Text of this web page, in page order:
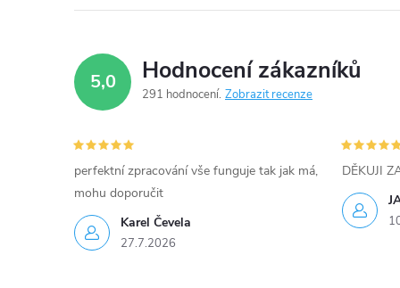
í
p
r
k
y
v
5,0 Hodnocení zákazníků
291 hodnocení Zobrazit recenze
Karel Čevela
27.7.2026
perfektní zpracování vše funguje tak jak má,
mohu doporučit
DĚKUJI